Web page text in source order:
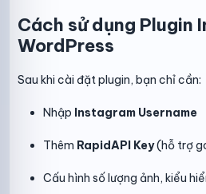
Cách sử dụng Plugin
WordPress
Sau khi cài đặt plugin, bạn chỉ cần:
Nhập Instagram Username
Thêm RapidAPI Key(hỗ trợ
Cấu hình số lượng ảnh, kiểu